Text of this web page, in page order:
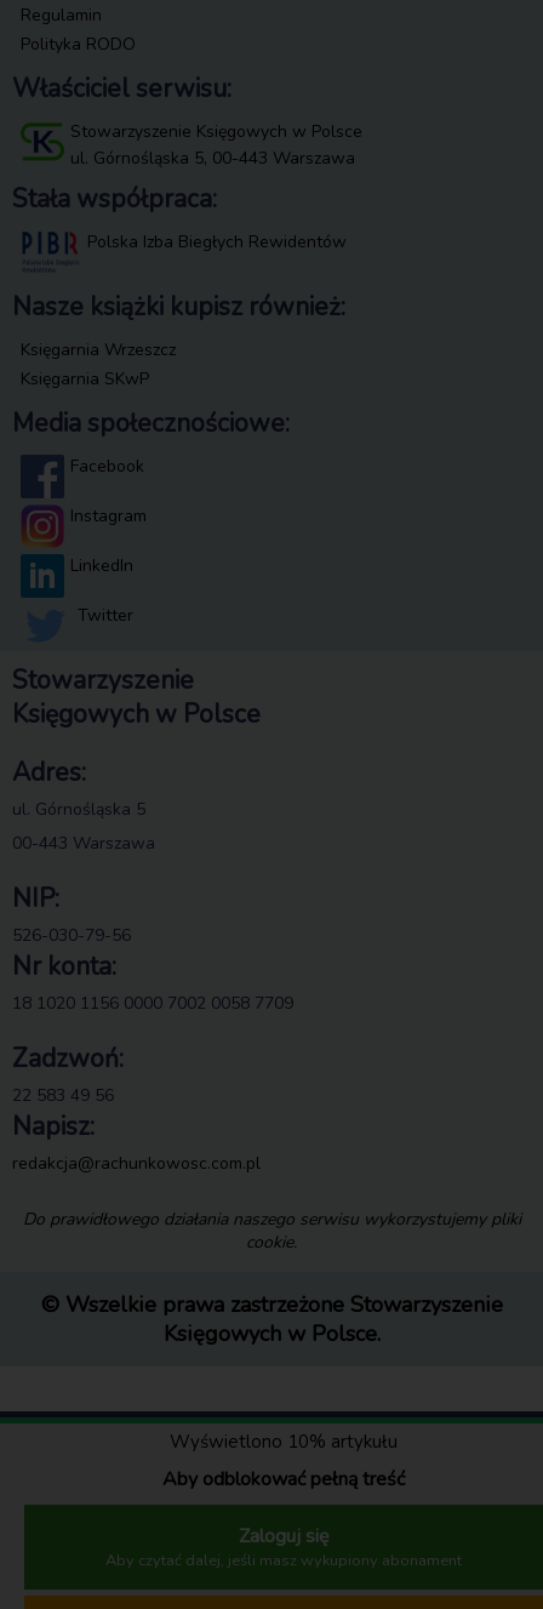
Wyświetlono 10% artykułu
Aby odblokować pełną treść
Zaloguj się
Aby czytać dalej, jeśli masz wykupiony abonament
Regulamin
Polityka RODO
Właściciel serwisu:
Stowarzyszenie Księgowych w Polsce
ul. Górnośląska 5, 00-443 Warszawa
Stała współpraca:
Polska Izba Biegłych Rewidentów
Nasze książki kupisz również:
Księgarnia Wrzeszcz
Księgarnia SKwP
Media społecznościowe:
Facebook
Instagram
LinkedIn
Twitter
Stowarzyszenie
Księgowych w Polsce
Adres:
ul. Górnośląska 5
00-443 Warszawa
NIP:
526-030-79-56
Nr konta:
18 1020 1156 0000 7002 0058 7709
Zadzwoń:
22 583 49 56
Napisz:
redakcja@rachunkowosc.com.pl
Do prawidłowego działania naszego serwisu wykorzystujemy pliki
cookie.
© Wszelkie prawa zastrzeżone Stowarzyszenie
Księgowych w Polsce.